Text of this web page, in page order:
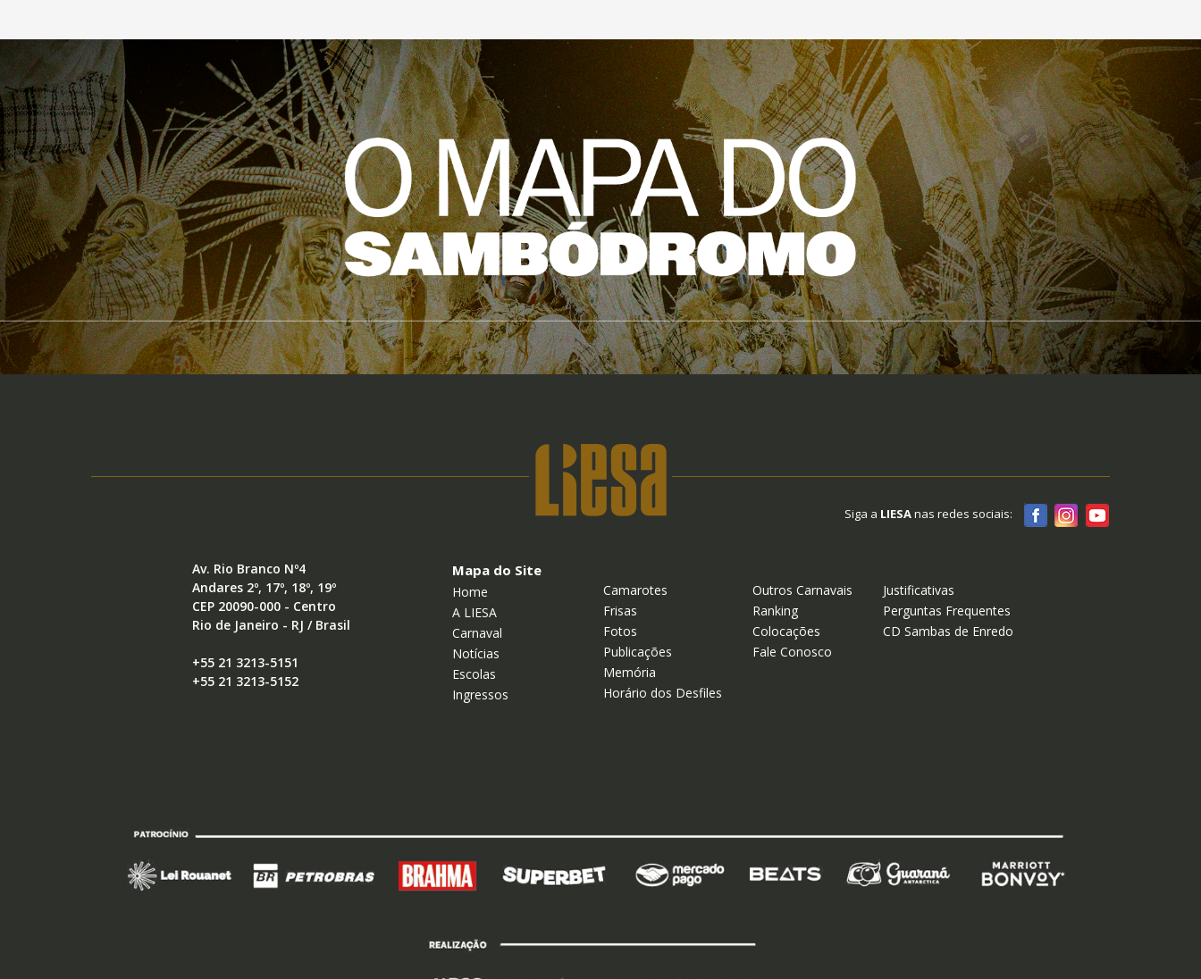
Siga a LIESAnas redes sociais:
Av. Rio Branco Nº4
Andares 2º, 17º, 18º, 19º
CEP 20090-000 - Centro
Rio de Janeiro - RJ / Brasil
+55 21 3213-5151
+55 21 3213-5152
Mapa do Site
Home
A LIESA
Carnaval
Notícias
Escolas
Ingressos
Camarotes
Frisas
Fotos
Publicações
Memória
Horário dos Desfiles
Outros Carnavais
Ranking
Colocações
Fale Conosco
Justificativas
Perguntas Frequentes
CD Sambas de Enredo